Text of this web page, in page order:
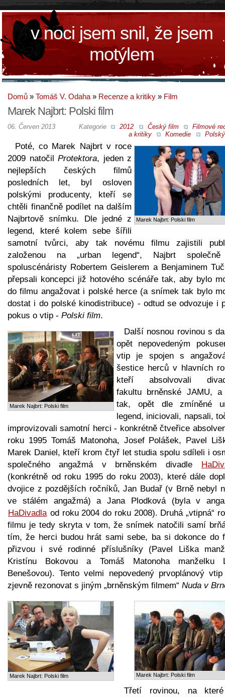
v noci jsem snil, že jsem
motýlem
Domů » Tomáš V. Odaha » Recenze a kritiky » Film
Marek Najbrt: Polski film
Kategorie 2012 Český film
Filmové
a kritiky
Komedie
06. Červen 2013
Marek Najbrt: Polski film
Poté, co Marek Najbrt v roce
2009 natočil Protektora, jeden z
nejlepších českých filmů
posledních let, byl osloven
polskými producenty, kteří se
chtěli finančně podílet na dalším
Najbrtově snímku. Dle jedné z
legend, které kolem sebe šířili
samotní tvůrci, aby tak novému filmu zajistili
založenou na „urban legend“, Najbrt
spoluscénáristy Robertem Geislerem a Benjaminem
přepsali koncepci již hotového scénáře tak, aby bylo
do filmu angažovat i polské herce (a snímek tak bylo
dostat i do polské kinodistribuce) - odtud se odvozuje i
pokus o vtip - Polski film.
Marek Najbrt: Polski film
Další nosnou rovinou s
opět nepovedeným
vtip je spojen s
šestice herců v hlavních
kteří absolvovali
fakultu brněnské JAMU,
tak, opět dle zmíněné
legend, iniciovali, napsali,
improvizovali samotní herci - konkrétně čtveřice
roku 1995 Tomáš Matonoha, Josef Polášek, Pavel
Marek Daniel, kteří krom čtyř let studia spolu sdíleli i
společného angažmá v brněnském divadle
(konkrétně od roku 1995 do roku 2003), které dále
dvojice z pozdějších ročníků, Jan Budař (v Brně nebyl
ve stálém angažmá) a Jana Plodková (byla v
HaDivadla od roku 2004 do roku 2008). Druhá „vtipná“
filmu je tedy skryta v tom, že snímek natočili samí
tím, že herci budou hrát sami sebe, ba si dokonce do
přizvou i své rodinné příslušníky (Pavel Liška
Kristínu Bokovou a Tomáš Matonoha manželku
Benešovou). Tento velmi nepovedený prvoplánový
zjevně rezonovat s jiným „brněnským filmem“ Nuda v
Marek Najbrt: Polski film
Marek Najbrt: Polski film
Třetí rovinou, na